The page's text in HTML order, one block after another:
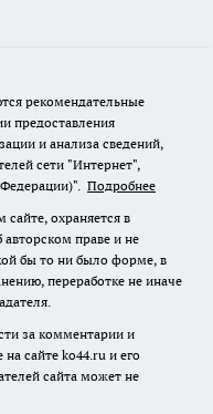
рекомендательные
предоставления
и анализа сведений,
сети "Интернет",
Подробнее
охраняется в
авторском праве и не
бы то ни было форме, в
переработке не иначе
за комментарии и
сайте ko44.ru и его
сайта может не